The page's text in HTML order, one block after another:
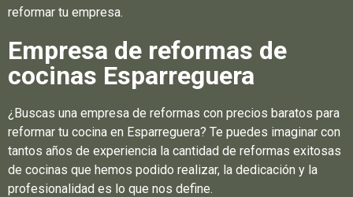
reformar tu empresa.
Empresa de reformas de
cocinas Esparreguera
¿Buscas una empresa de reformas con precios baratos para
reformar tu cocina en Esparreguera? Te puedes imaginar con
tantos años de experiencia la cantidad de reformas exitosas
de cocinas que hemos podido realizar, la dedicación y la
profesionalidad es lo que nos define.